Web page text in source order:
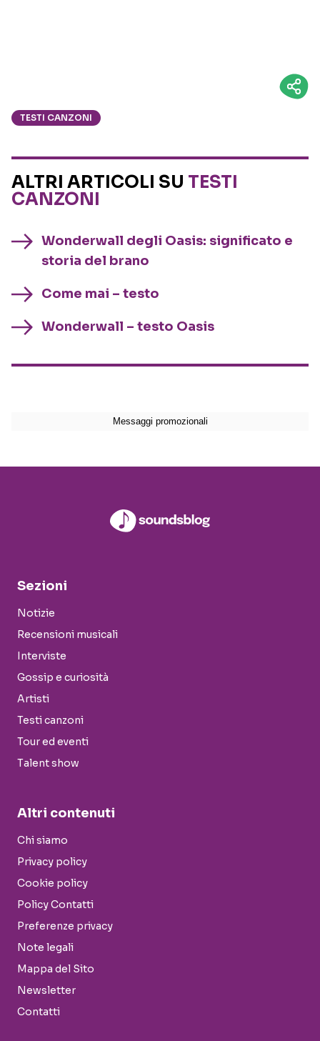
TESTI CANZONI
ALTRI ARTICOLI SU TESTI
CANZONI
Wonderwall degli Oasis: significato e
storia del brano
Come mai – testo
Wonderwall – testo Oasis
Sezioni
Notizie
Recensioni musicali
Interviste
Gossip e curiosità
Artisti
Testi canzoni
Tour ed eventi
Talent show
Altri contenuti
Chi siamo
Privacy policy
Cookie policy
Policy Contatti
Preferenze privacy
Note legali
Mappa del Sito
Newsletter
Contatti